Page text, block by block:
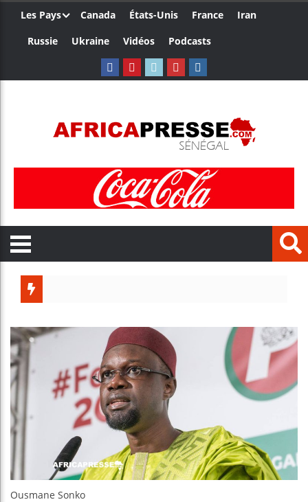
Les Pays Canada États-Unis France
Iran
Russie
Ukraine Vidéos Podcasts
Le
Côte
Ousmane Sonko